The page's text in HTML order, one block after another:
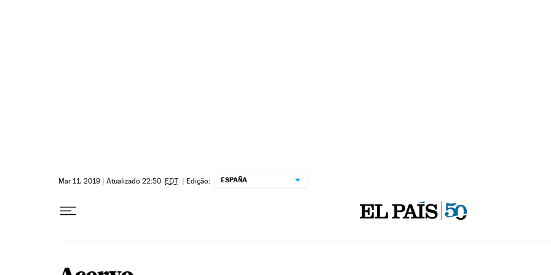
Mar 11, 2019 | Atualizado 22:50 EDT | Edição: ESPAÑA